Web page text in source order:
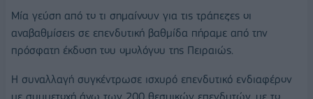
Μία γεύση από το τι σημαίνουν για τις τράπεζες οι
αναβαθμίσεις σε επενδυτική βαθμίδα πήραμε από την
πρόσφατη έκδοση του ομολόγου της Πειραιώς.
Η συναλλαγή συγκέντρωσε ισχυρό επενδυτικό ενδιαφέρον